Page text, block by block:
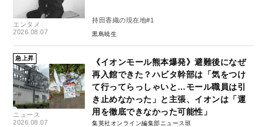
エンタメ
2026.08.07
持田香織の現在地#1
黒島暁生
急上昇
ニュース
2026.08.07
《イオンモール熊本爆発》避難後になぜ
再入館できた？ハビタ幹部は「気をつけ
て行ってらっしゃいと…モール職員は引
き止めなかった」と主張、イオンは「運
用を徹底できなかった可能性」
集英社オンライン編集部ニュース班